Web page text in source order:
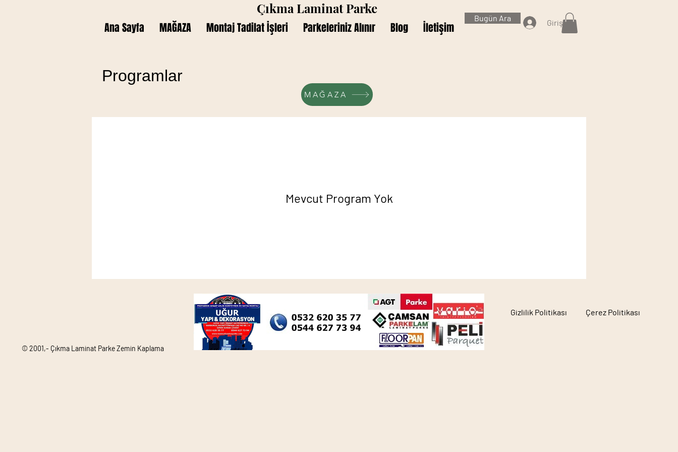
Ana Sayfa MAĞAZA Montaj Tadilat İşleri Parkeleriniz Alınır Blog İletişim
Çıkma Laminat Parke
Bugün Ara Giriş
Programlar
Mevcut Program Yok
MAĞAZA
© 2001,- Çıkma Laminat Parke Zemin Kaplama
Gizlilik Politikası Çerez Politikası